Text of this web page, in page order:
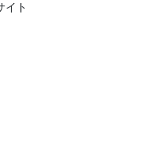
イト